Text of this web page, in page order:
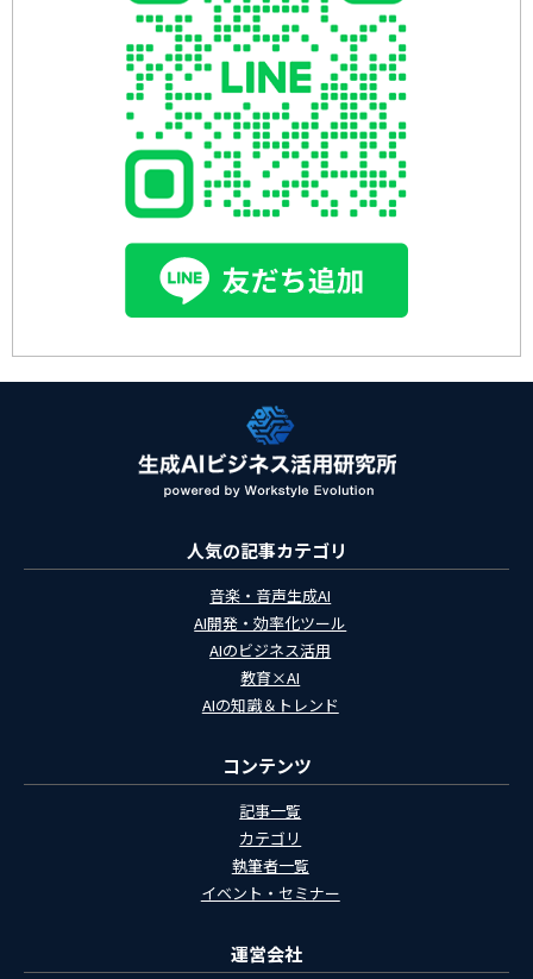
人気の記事カテゴリ
音楽・音声生成AI
AI開発・効率化ツール
AIのビジネス活用
教育×AI
AIの知識＆トレンド
コンテンツ
記事一覧
カテゴリ
執筆者一覧
イベント・セミナー
運営会社